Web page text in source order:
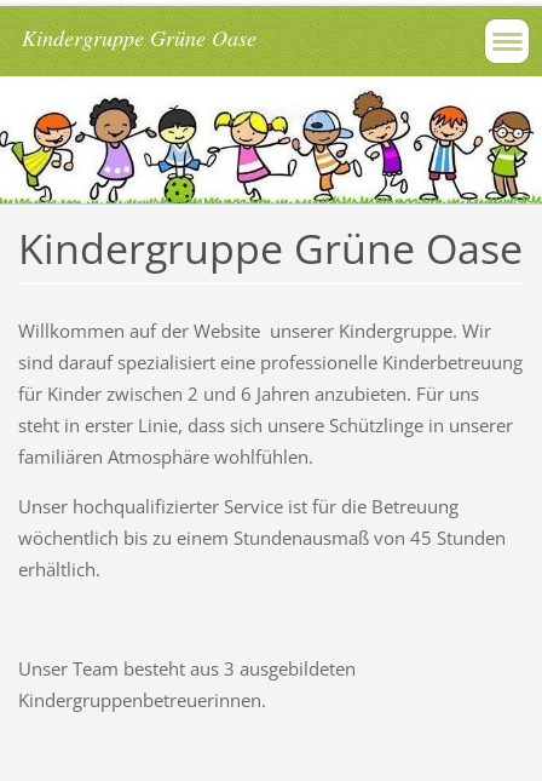
Kindergruppe Grüne Oase
Kindergruppe Grüne Oase
Willkommen auf der Website unserer Kindergruppe. Wir
sind darauf spezialisiert eine professionelle Kinderbetreuung
für Kinder zwischen 2 und 6 Jahren anzubieten. Für uns
steht in erster Linie, dass sich unsere Schützlinge in unserer
familiären Atmosphäre wohlfühlen.
Unser hochqualifizierter Service ist für die Betreuung
wöchentlich bis zu einem Stundenausmaß von 45 Stunden
erhältlich.
Unser Team besteht aus 3 ausgebildeten
Kindergruppenbetreuerinnen.